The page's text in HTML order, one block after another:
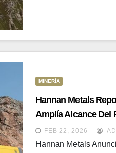
MINERÍA
Hannan Metals
Amplía Alcance Del
FEB 22, 2026
Hannan Metals